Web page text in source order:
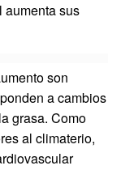
aumenta sus
son
a cambios
grasa. Como
al climaterio,